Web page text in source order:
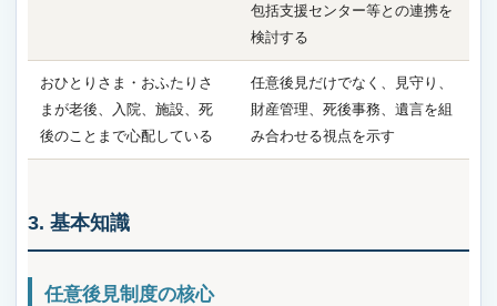
包括支援センター等との連携を
検討する
おひとりさま・おふたりさ
まが老後、入院、施設、死
後のことまで心配している
任意後見だけでなく、見守り、
財産管理、死後事務、遺言を組
み合わせる視点を示す
3. 基本知識
任意後見制度の核心